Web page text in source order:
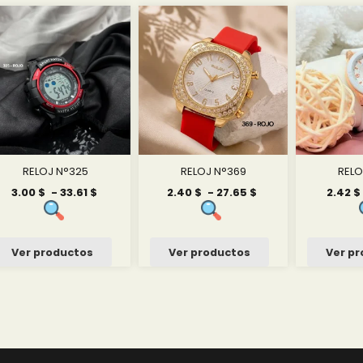
RELOJ N°325
3.00 $ - 33.61 $
Ver productos
RELOJ N°369
2.40 $ - 27.65 $
Ver productos
2.42 $
Ver